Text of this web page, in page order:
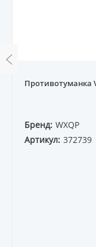
Противотуманка
Бренд: WXQP
Артикул: 372739